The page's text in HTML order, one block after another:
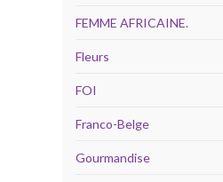
FEMME AFRICAINE.
Fleurs
FOI
Franco-Belge
Gourmandise